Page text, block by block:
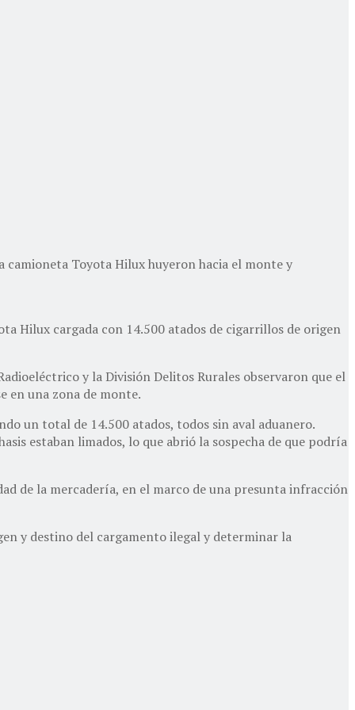
camioneta Toyota Hilux huyeron hacia el monte y
Hilux cargada con 14.500 atados de cigarrillos de origen
y la División Delitos Rurales observaron que el
en una zona de monte.
un total de 14.500 atados, todos sin aval aduanero.
estaban limados, lo que abrió la sospecha de que podría
de la mercadería, en el marco de una presunta infracción
y destino del cargamento ilegal y determinar la